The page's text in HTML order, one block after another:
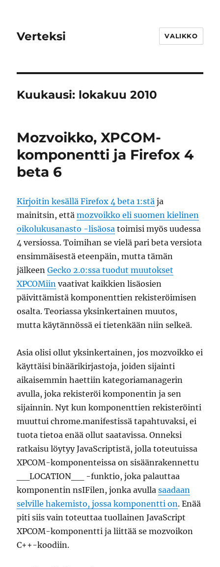
Verteksi VALIKKO
Kuukausi: lokakuu 2010
Mozvoikko, XPCOM-
komponentti ja Firefox 4
beta 6
Kirjoitin kesällä Firefox 4 beta 1:stä ja
mainitsin, ettämozvoikko eli suomen kielinen
oikolukusanasto -lisäosa toimisi myös uudessa
4 versiossa. Toimihan se vielä pari beta versiota
ensimmäisestä eteenpäin, mutta tämän
jälkeenGecko 2.0:ssa tuodut muutokset
XPCOMiin vaativat kaikkien lisäosien
päivittämistä komponenttien rekisteröimisen
osalta. Teoriassa yksinkertainen muutos,
mutta käytännössä ei tietenkään niin selkeä.
Asia olisi ollut yksinkertainen, jos mozvoikko ei
käyttäisi binäärikirjastoja, joiden sijainti
aikaisemmin haettiin kategoriamanagerin
avulla, joka rekisteröi komponentin ja sen
sijainnin. Nyt kun komponenttien rekisteröinti
muuttui chrome.manifestissä tapahtuvaksi, ei
tuota tietoa enää ollut saatavissa. Onneksi
ratkaisu löytyy JavaScriptistä, jolla toteutuissa
XPCOM-komponenteissa on sisäänrakennettu
__LOCATION__ -funktio, joka palauttaa
komponentin nsIFilen, jonka avullasaadaan
selville hakemisto, jossa komponentti on. Enää
piti siis vain toteuttaa tuollainen JavaScript
XPCOM-komponentti ja liittää se mozvoikon
C++-koodiin.